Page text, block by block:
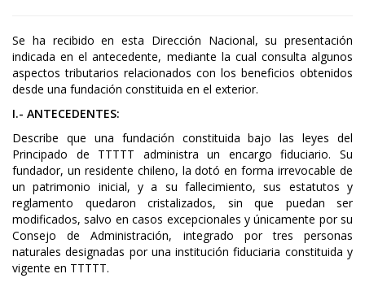
Se ha recibido en esta Dirección Nacional, su presentación
indicada en el antecedente, mediante la cual consulta algunos
aspectos tributarios relacionados con los beneficios obtenidos
desde una fundación constituida en el exterior.
I.- ANTECEDENTES:
Describe que una fundación constituida bajo las leyes del
Principado de TTTTT administra un encargo fiduciario. Su
fundador, un residente chileno, la dotó en forma irrevocable de
un patrimonio inicial, y a su fallecimiento, sus estatutos y
reglamento quedaron cristalizados, sin que puedan ser
modificados, salvo en casos excepcionales y únicamente por su
Consejo de Administración, integrado por tres personas
naturales designadas por una institución fiduciaria constituida y
vigente en TTTTT.